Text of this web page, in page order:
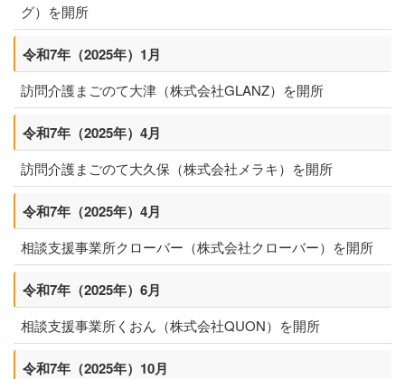
グ）を開所
令和7年（2025年）1月
訪問介護まごのて大津（株式会社GLANZ）を開所
令和7年（2025年）4月
訪問介護まごのて大久保 （株式会社メラキ）を開所
令和7年（2025年）4月
相談支援事業所クローバー （株式会社クローバー）を開所
令和7年（2025年）6月
相談支援事業所くおん （株式会社QUON）を開所
令和7年（2025年）10月